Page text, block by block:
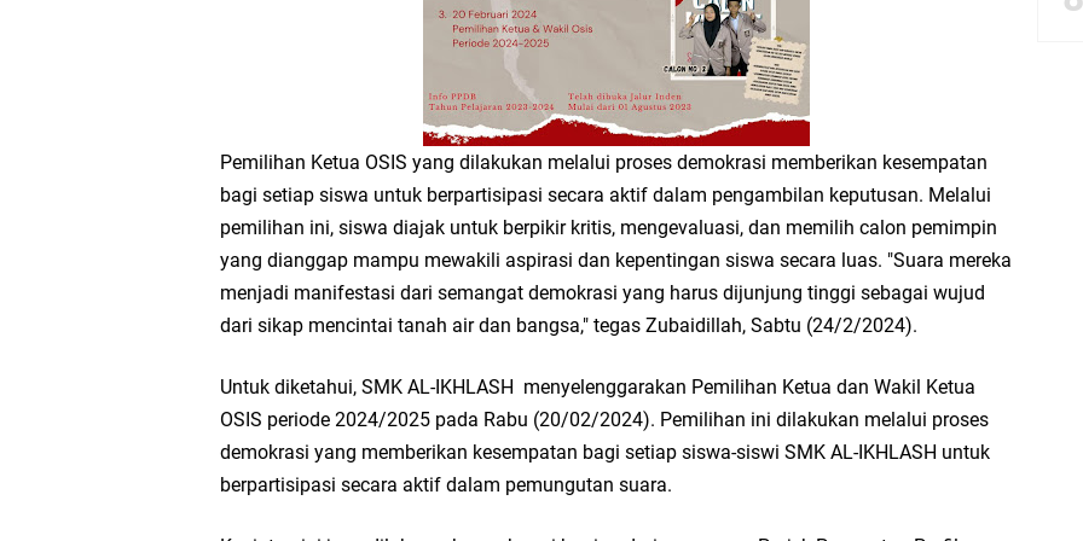
Takmir Masjid KH Robbach Ma’sum Gelar Penyembelihan Hewan Qurban dari Bupati & Kepala
DPC PDI Perjuangan Gresik Tebar Berkah Idul Adha, Bagikan Daging Kurban untuk Ratusan Warga
Ponpes Himmatul Khoiriyah Gelar Penyembelihan Hewan Qurban dari Keluarga Besar dr. Titin Ekowati
Wates Husada Balongpanggang
Pemilihan Ketua OSIS yang dilakukan melalui proses demokrasi memberikan kesempatan
bagi setiap siswa untuk berpartisipasi secara aktif dalam pengambilan keputusan. Melalui
pemilihan ini, siswa diajak untuk berpikir kritis, mengevaluasi, dan memilih calon pemimpin
yang dianggap mampu mewakili aspirasi dan kepentingan siswa secara luas. "Suara mereka
menjadi manifestasi dari semangat demokrasi yang harus dijunjung tinggi sebagai wujud
dari sikap mencintai tanah air dan bangsa," tegas Zubaidillah, Sabtu (24/2/2024).
Untuk diketahui, SMK AL-IKHLASH menyelenggarakan Pemilihan Ketua dan Wakil Ketua
OSIS periode 2024/2025 pada Rabu (20/02/2024). Pemilihan ini dilakukan melalui proses
demokrasi yang memberikan kesempatan bagi setiap siswa-siswi SMK AL-IKHLASH untuk
berpartisipasi secara aktif dalam pemungutan suara.